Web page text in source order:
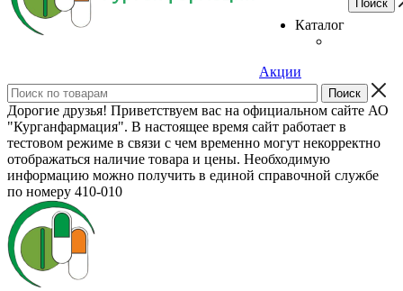
Каталог
Акции
Дорогие друзья! Приветствуем вас на официальном сайте АО
"Курганфармация". В настоящее время сайт работает в
тестовом режиме в связи с чем временно могут некорректно
отображаться наличие товара и цены. Необходимую
информацию можно получить в единой справочной службе
по номеру 410-010